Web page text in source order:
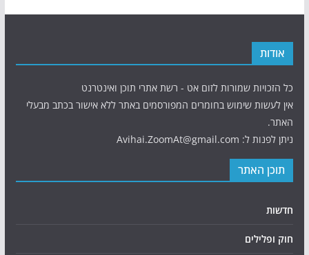
אודות
כל הזכויות שמורות לזום אט - רשת אתרי תוכן ואינטרנט
אין לעשות שימוש בחומרים המפורסמים באתר ללא אישור בכתב מבעלי
האתר.
ניתן לפנות ל: Avihai.ZoomAt@gmail.com
תוכן האתר
חדשות
חוק ופלילים